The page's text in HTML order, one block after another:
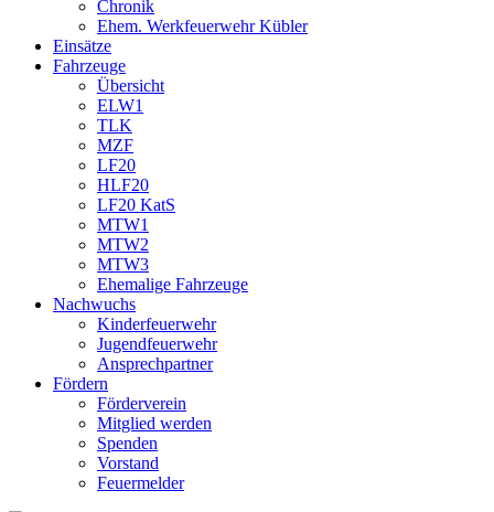
Chronik
Ehem. Werkfeuerwehr Kübler
Einsätze
Fahrzeuge
Übersicht
ELW1
TLK
MZF
LF20
HLF20
LF20 KatS
MTW1
MTW2
MTW3
Ehemalige Fahrzeuge
Nachwuchs
Kinderfeuerwehr
Jugendfeuerwehr
Ansprechpartner
Fördern
Förderverein
Mitglied werden
Spenden
Vorstand
Feuermelder